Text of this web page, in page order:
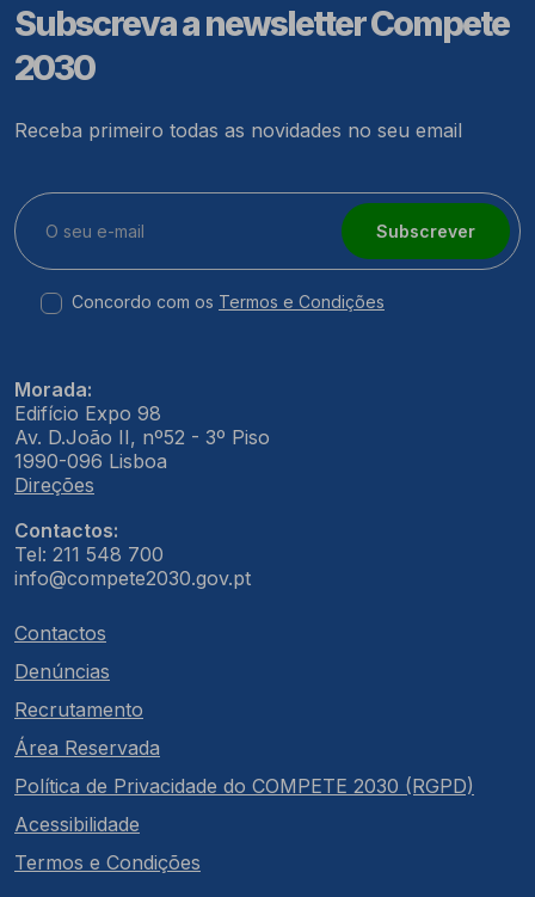
Subscreva a newsletter Compete
2030
Receba primeiro todas as novidades no seu email
Subscrever
Concordo com os Termos e Condições
Morada:
Edifício Expo 98
Av. D.João II, nº52 - 3º Piso
1990-096 Lisboa
Direções
Contactos:
Tel: 211 548 700
info@compete2030.gov.pt
Contactos
Denúncias
Recrutamento
Área Reservada
Política de Privacidade do COMPETE 2030 (RGPD)
Acessibilidade
Termos e Condições